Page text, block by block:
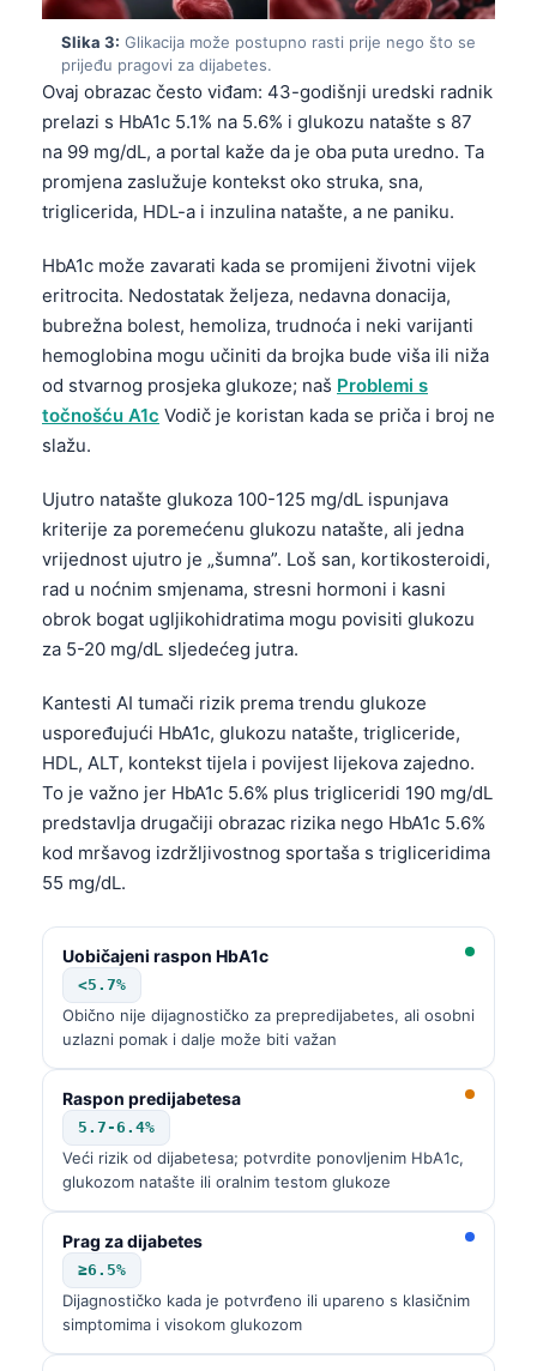
Slika 3: Glikacija može postupno rasti prije nego što se
prijeđu pragovi za dijabetes.
Ovaj obrazac često viđam: 43-godišnji uredski radnik
prelazi s HbA1c 5.1% na 5.6% i glukozu natašte s 87
na 99 mg/dL, a portal kaže da je oba puta uredno. Ta
promjena zaslužuje kontekst oko struka, sna,
triglicerida, HDL-a i inzulina natašte, a ne paniku.
HbA1c može zavarati kada se promijeni životni vijek
eritrocita. Nedostatak željeza, nedavna donacija,
bubrežna bolest, hemoliza, trudnoća i neki varijanti
hemoglobina mogu učiniti da brojka bude viša ili niža
od stvarnog prosjeka glukoze; naš Problemi s
točnošću A1c Vodič je koristan kada se priča i broj ne
slažu.
Ujutro natašte glukoza 100-125 mg/dL ispunjava
kriterije za poremećenu glukozu natašte, ali jedna
vrijednost ujutro je „šumna”. Loš san, kortikosteroidi,
rad u noćnim smjenama, stresni hormoni i kasni
obrok bogat ugljikohidratima mogu povisiti glukozu
za 5-20 mg/dL sljedećeg jutra.
Kantesti AI tumači rizik prema trendu glukoze
uspoređujući HbA1c, glukozu natašte, trigliceride,
HDL, ALT, kontekst tijela i povijest lijekova zajedno.
To je važno jer HbA1c 5.6% plus trigliceridi 190 mg/dL
predstavlja drugačiji obrazac rizika nego HbA1c 5.6%
kod mršavog izdržljivostnog sportaša s trigliceridima
55 mg/dL.
Uobičajeni raspon HbA1c
<5.7%
Obično nije dijagnostičko za prepredijabetes, ali osobni
uzlazni pomak i dalje može biti važan
Raspon predijabetesa
5.7-6.4%
Veći rizik od dijabetesa; potvrdite ponovljenim HbA1c,
glukozom natašte ili oralnim testom glukoze
Prag za dijabetes
≥6.5%
Dijagnostičko kada je potvrđeno ili upareno s klasičnim
simptomima i visokom glukozom